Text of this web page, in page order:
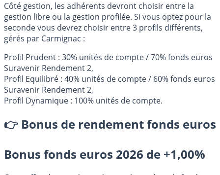
Côté gestion, les adhérents devront choisir entre la
gestion libre ou la gestion profilée. Si vous optez pour la
seconde vous devrez choisir entre 3 profils différents,
gérés par Carmignac :
Profil Prudent : 30% unités de compte / 70% fonds euros
Suravenir Rendement 2,
Profil Equilibré : 40% unités de compte / 60% fonds euros
Suravenir Rendement 2,
Profil Dynamique : 100% unités de compte.
👉 Bonus de rendement fonds euros
Bonus fonds euros 2026 de +1,00%